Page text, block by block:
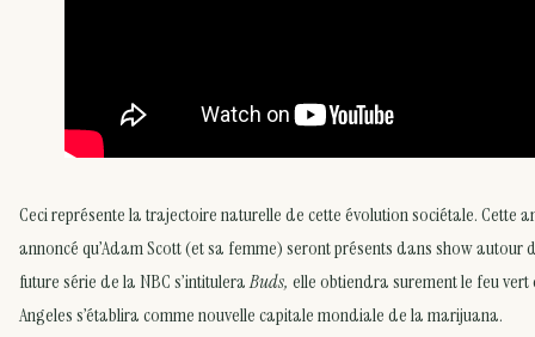
Ceci représente la trajectoire naturelle de cette évolution sociétale. Cette
annoncé qu’Adam Scott (et sa femme) seront présents dans show autour
future série de la NBC s’intituleraBuds, elle obtiendra surement le feu vert
Angeles s’établira comme nouvelle capitale mondiale de la marijuana.